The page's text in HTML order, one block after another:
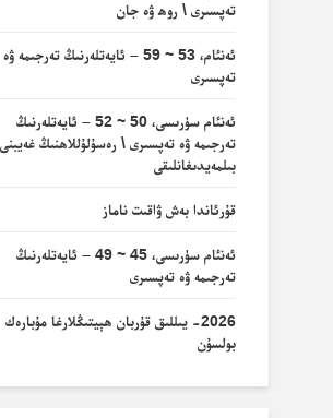
تەپسىرى \ روھ ۋە جان
ئەنئام، 53 ~ 59 – ئايەتلەرنىڭ تەرجىمە ۋە
تەپسىرى
ئەنئام سۈرىسى، 50 ~ 52 – ئايەتلەرنىڭ
تەرجىمە ۋە تەپسىرى \ رەسۇلۇللاھنىڭ غەيبنى
بىلمەيدىغانلىقى
قۇرئاندا بەش ۋاقىت ناماز
ئەنئام سۈرىسى، 45 ~ 49 – ئايەتلەرنىڭ
تەرجىمە ۋە تەپسىرى
2026- يىللىق قۇربان ھېيتىڭلارغا مۇبارەك
بولسۇن